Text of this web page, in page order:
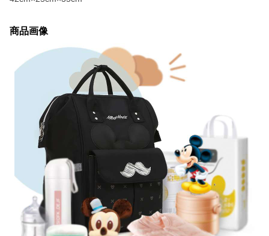
商品画像